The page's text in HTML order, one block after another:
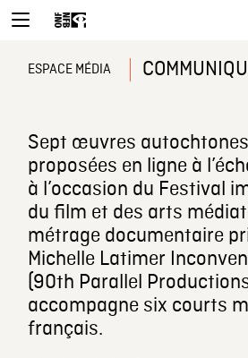
ESPACE MÉDIA
Sept œuvres autochtones
proposées en ligne à
à l’occasion du Festival
du film et des arts
métrage documentaire
Michelle Latimer
(90th Parallel
accompagne six courts
français.